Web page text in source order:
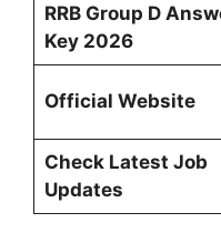
RRB Group D
Key 2026
Official Website
Check Latest Job
Updates